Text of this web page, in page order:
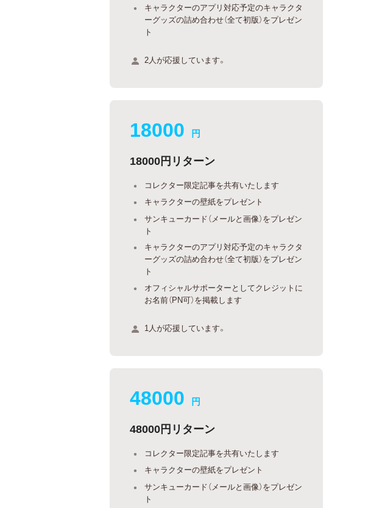
キャラクターのアプリ対応予定のキャラクタ
ーグッズの詰め合わせ（全て初版）をプレゼン
ト
2人が応援しています。
18000 円
18000円リターン
コレクター限定記事を共有いたします
キャラクターの壁紙をプレゼント
サンキューカード（メールと画像）をプレゼン
ト
キャラクターのアプリ対応予定のキャラクタ
ーグッズの詰め合わせ（全て初版）をプレゼン
ト
オフィシャルサポーターとしてクレジットに
お名前（PN可）を掲載します
1人が応援しています。
48000 円
48000円リターン
コレクター限定記事を共有いたします
キャラクターの壁紙をプレゼント
サンキューカード（メールと画像）をプレゼン
ト